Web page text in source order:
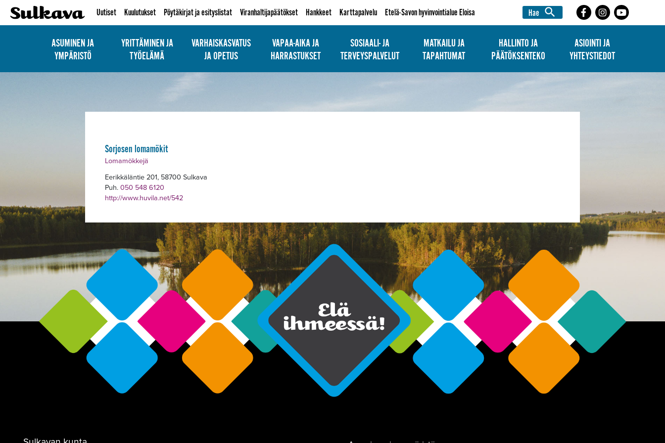
Uutiset Kuulutukset Pöytäkirjat ja esityslistat Viranhaltijapäätökset Hankkeet Karttapalvelu Etelä-Savon hyvinvointialue Eloisa Hae search
ASUMINEN JA
YMPÄRISTÖ
YRITTÄMINEN JA
TYÖELÄMÄ
VARHAISKASVATUS
JA OPETUS
VAPAA-AIKA JA
HARRASTUKSET
SOSIAALI- JA
TERVEYSPALVELUT
MATKAILU JA
TAPAHTUMAT
HALLINTO JA
PÄÄTÖKSENTEKO
ASIOINTI JA
YHTEYSTIEDOT
Sorjosen lomamökit
Lomamökkejä
Eerikkäläntie 201, 58700 Sulkava
Puh.050 548 6120
http://www.huvila.net/542